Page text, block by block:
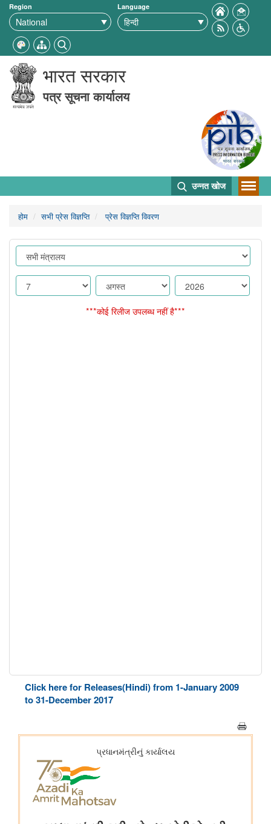
Region Language
भारत सरकार
पत्र सूचना कार्यालय
उन्नत खोज
होम सभी प्रेस विज्ञप्ति प्रेस विज्ञप्ति विवरण
***कोई रिलीज उपलब्ध नहीं है***
Click here for Releases(Hindi) from 1-January 2009
to 31-December 2017